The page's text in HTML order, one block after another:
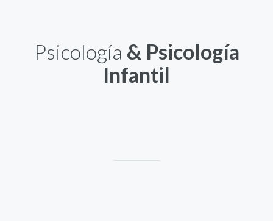
Psicología & Psicología
Infantil